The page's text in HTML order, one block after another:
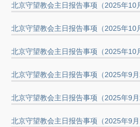
北京守望教会主日报告事项（2025年10
北京守望教会主日报告事项（2025年10
北京守望教会主日报告事项（2025年10
北京守望教会主日报告事项（2025年9月
北京守望教会主日报告事项（2025年9月
北京守望教会主日报告事项（2025年9月